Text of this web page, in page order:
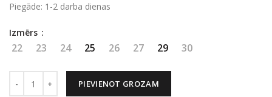
Piegāde: 1-2 darba dienas
Izmērs
22 23 24 25 26 27 29 30
PIEVIENOT GROZAM